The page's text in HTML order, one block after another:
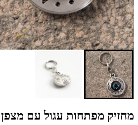
מחזיק מפתחות עגול עם מצפן